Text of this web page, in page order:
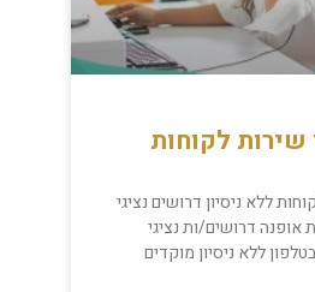
שירות לקוחות
ללא ניסיון דרושים נציגי
דרושים/ות נציגי
ללא ניסיון מוקדים